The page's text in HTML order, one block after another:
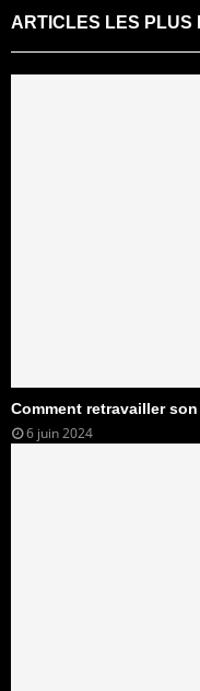
ARTICLES LES PLUS
Comment retravailler
6 juin 2024